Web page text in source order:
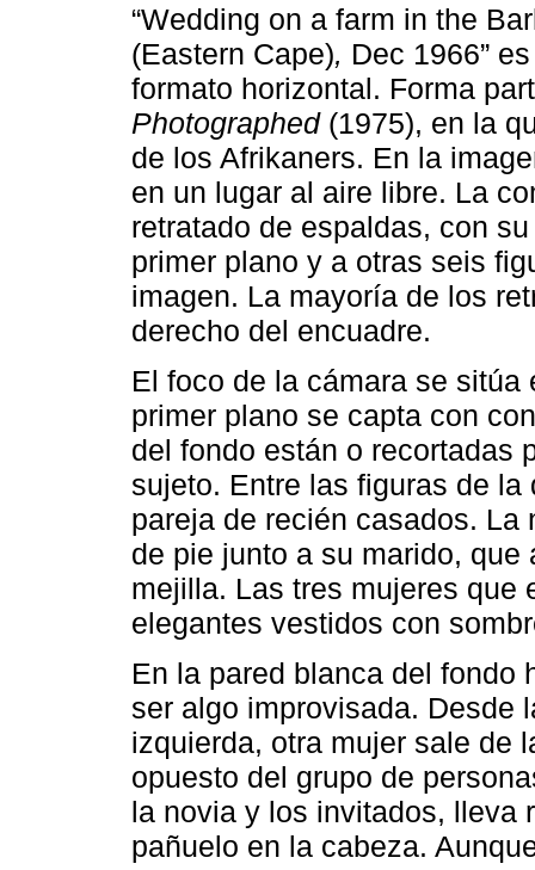
“Wedding on a farm in the
(Eastern Cape), Dec 1966”
formato horizontal. Forma
Photographed(1975), en la
de los Afrikaners. En la
en un lugar al aire libre. La
retratado de espaldas, con
primer plano y a otras seis
imagen. La mayoría de los
derecho del encuadre.
El foco de la cámara se
primer plano se capta con
del fondo están o recortadas
sujeto. Entre las figuras de
pareja de recién casados.
de pie junto a su marido,
mejilla. Las tres mujeres que
elegantes vestidos con
En la pared blanca del fondo
ser algo improvisada. Desde
izquierda, otra mujer sale de
opuesto del grupo de
la novia y los invitados, lleva
pañuelo en la cabeza.